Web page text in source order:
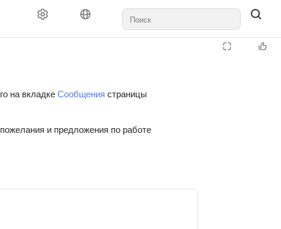
на вкладкеСообщения страницы
и предложения по работе